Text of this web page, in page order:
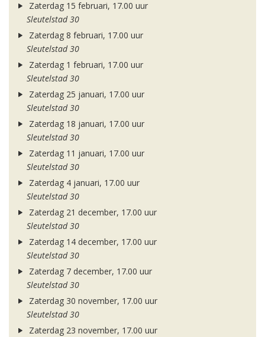
Zaterdag 15 februari, 17.00 uur
Sleutelstad 30
Zaterdag 8 februari, 17.00 uur
Sleutelstad 30
Zaterdag 1 februari, 17.00 uur
Sleutelstad 30
Zaterdag 25 januari, 17.00 uur
Sleutelstad 30
Zaterdag 18 januari, 17.00 uur
Sleutelstad 30
Zaterdag 11 januari, 17.00 uur
Sleutelstad 30
Zaterdag 4 januari, 17.00 uur
Sleutelstad 30
Zaterdag 21 december, 17.00 uur
Sleutelstad 30
Zaterdag 14 december, 17.00 uur
Sleutelstad 30
Zaterdag 7 december, 17.00 uur
Sleutelstad 30
Zaterdag 30 november, 17.00 uur
Sleutelstad 30
Zaterdag 23 november, 17.00 uur